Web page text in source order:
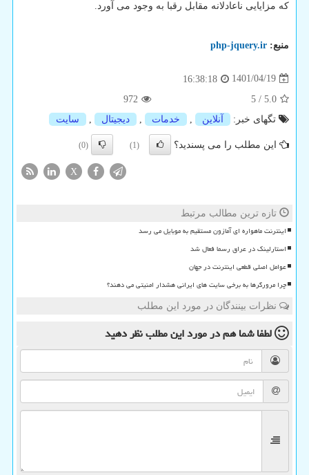
که مزایایی ناعادلانه مقابل رقبا به وجود می آورد.
منبع: php-jquery.ir
1401/04/19
16:38:18
5.0
/
5
972
تگهای خبر:
آنلاین , خدمات , دیجیتال , سایت
این مطلب را می پسندید؟ (1)
(0)
X
تازه ترین مطالب مرتبط
اینترنت ماهواره ای آمازون مستقیم به موبایل می رسد
استارلینک در عراق رسما فعال شد
عوامل اصلی قطعی اینترنت در جهان
چرا مرورگرها به برخی سایت های ایرانی هشدار امنیتی می دهند؟
نظرات بینندگان در مورد این مطلب
لطفا شما همدر مورد این مطلبنظر دهید